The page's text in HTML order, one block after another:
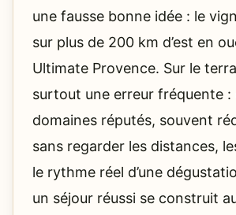
une fausse bonne idée : le
sur plus de 200 km d’est en
Ultimate Provence. Sur le
surtout une erreur fréquente :
domaines réputés, souvent
sans regarder les distances,
le rythme réel d’une
un séjour réussi se construit